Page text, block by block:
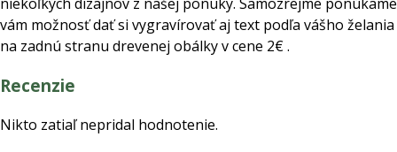
vám možnosť dať si vygravírovať aj text podľa vášho želania
na zadnú stranu drevenej obálky v cene 2€ .
Recenzie
Nikto zatiaľ nepridal hodnotenie.